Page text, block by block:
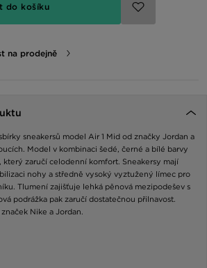
do košíku
na prodejně
sneakersů model Air 1 Mid od značky Jordan a
Model v kombinaci šedé, černé a bílé barvy
který zaručí celodenní komfort. Sneakersy mají
nohy a středně vysoký vyztužený límec pro
Tlumení zajišťuje lehká pěnová mezipodešev s
podrážka pak zaručí dostatečnou přilnavost.
Nike a Jordan.